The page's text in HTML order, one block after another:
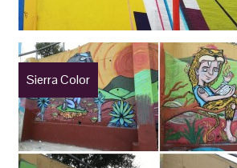
Sierra Color